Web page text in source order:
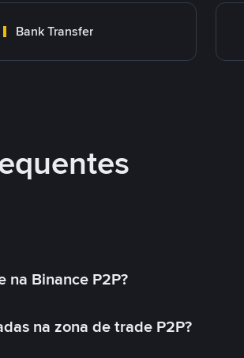
Bank Transfer
na Binance P2P?
na zona de trade P2P?